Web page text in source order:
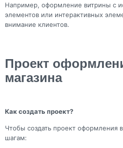
Например, оформление витрины с
элементов или интерактивных
внимание клиентов.
Проект
магазина
Как создать проект?
Чтобы создать проект оформления
шагам: